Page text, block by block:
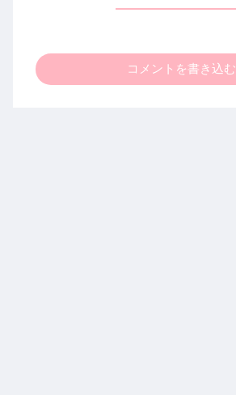
コメントを書き込む